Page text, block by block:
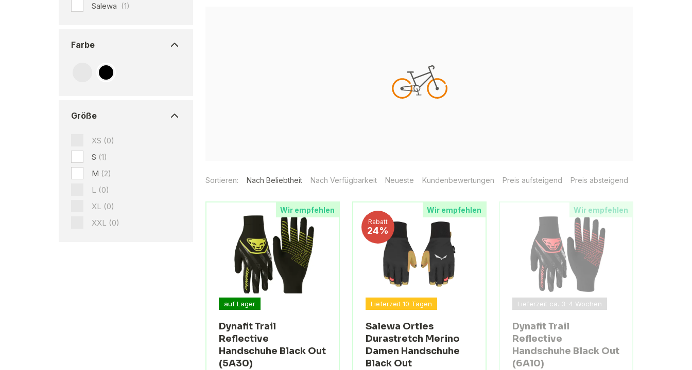
Salewa (1)
Farbe
Größe
XS (0)
S (1)
M (2)
L (0)
XL (0)
XXL (0)
Sortieren: Nach Beliebtheit Nach Verfügbarkeit Neueste Kundenbewertungen Preis aufsteigend Preis absteigend
Wir empfehlen
auf Lager
Dynafit Trail
Reflective
Handschuhe Black Out
(5A30)
Wir empfehlen
Rabatt
24%
Lieferzeit 10 Tagen
Salewa Ortles
Durastretch Merino
Damen Handschuhe
Black Out
Wir empfehlen
Lieferzeit ca. 3–4 Wochen
Dynafit Trail
Reflective
Handschuhe Black Out
(6A10)